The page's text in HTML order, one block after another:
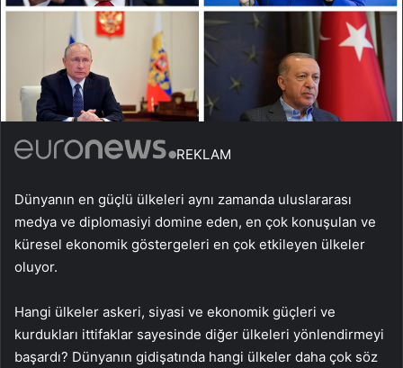
REKLAM
Dünyanın en güçlü ülkeleri aynı zamanda uluslararası
medya ve diplomasiyi domine eden, en çok konuşulan ve
küresel ekonomik göstergeleri en çok etkileyen ülkeler
oluyor.
Hangi ülkeler askeri, siyasi ve ekonomik güçleri ve
kurdukları ittifaklar sayesinde diğer ülkeleri yönlendirmeyi
başardı? Dünyanın gidişatında hangi ülkeler daha çok söz